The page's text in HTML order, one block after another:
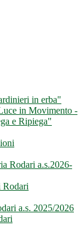
in erba"
in Movimento -
e Ripiega"
Rodari a.s.2026-
Rodari
a.s. 2025/2026